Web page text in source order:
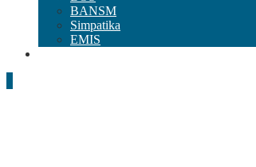
BANSM
Simpatika
EMIS